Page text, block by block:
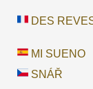
DES
MI SUENO
SNÁŘ